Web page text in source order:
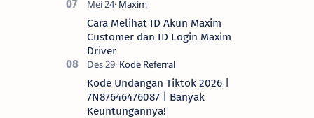
Cara Melihat ID Akun Maxim
Customer dan ID Login Maxim
Driver
Kode Undangan Tiktok 2026 |
7N87646476087 | Banyak
Keuntungannya!